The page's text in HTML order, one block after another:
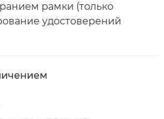
рамки (только
удостоверений